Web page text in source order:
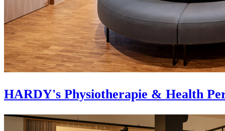
HARDY's Physiotherapie & Health